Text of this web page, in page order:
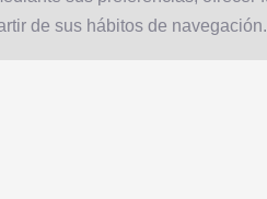
de sus hábitos de